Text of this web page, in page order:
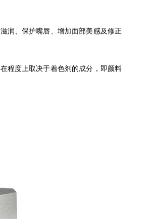
润、保护嘴唇、增加面部美感及修正
程度上取决于着色剂的成分，即颜料